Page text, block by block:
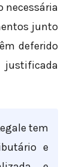
necessária
junto
deferido
tem
e